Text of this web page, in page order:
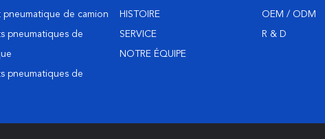
pneumatique de camion
pneumatiques de
pneumatiques de
HISTOIRE
SERVICE
NOTRE ÉQUIPE
OEM / ODM
R & D